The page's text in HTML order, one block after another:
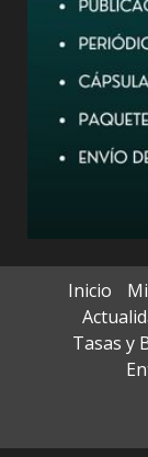
Inicio
Tasas y